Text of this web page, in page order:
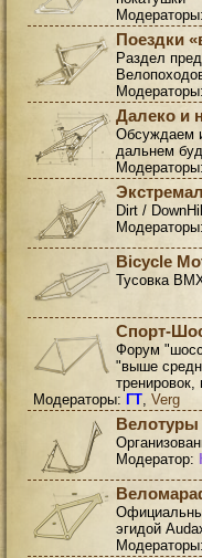
Модераторы:
Поездки
Раздел
Модераторы:
Далеко и
Обсуждаем
дальнем
Модераторы:
Dirt /
Модераторы:
Bicycle
Тусовка
Спорт-
Форум
"выше
Модераторы: ГТ, Verg
Велотуры
Модератор:
эгидой
Модераторы: